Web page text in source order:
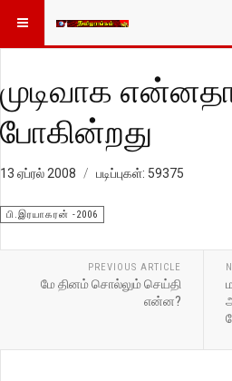
முடிவாக
போகின்றது
13 ஏப்ரல் 2008 படிப்புகள்: 59375
பி.இரயாகரன் -2006
PREVIOUS ARTICLE
மே தினம் சொல்லும் செய்தி
என்ன?